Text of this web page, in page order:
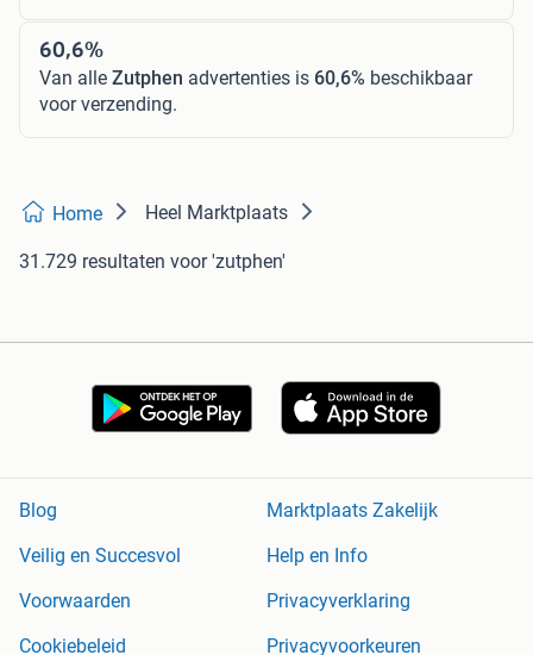
60,6%
Van alle Zutphen advertenties is 60,6% beschikbaar
voor verzending.
Home Heel Marktplaats
31.729 resultaten voor 'zutphen'
Blog
Marktplaats Zakelijk
Veilig en Succesvol
Help en Info
Voorwaarden
Privacyverklaring
Cookiebeleid
Privacyvoorkeuren